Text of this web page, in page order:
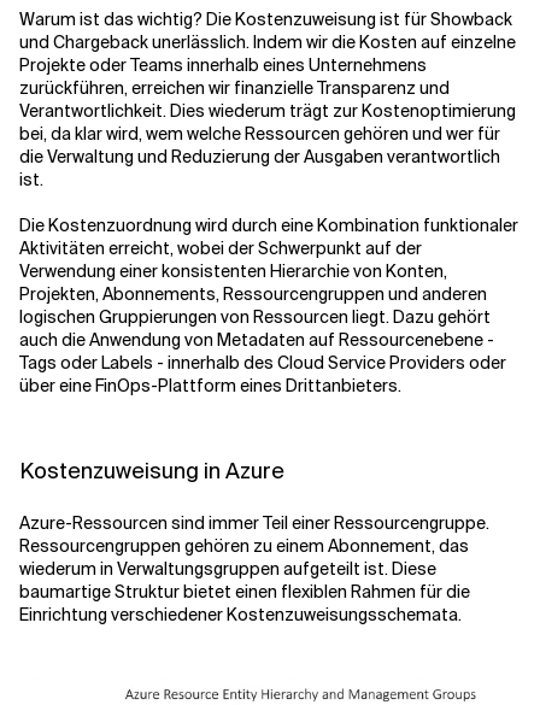
Warum ist das wichtig? Die Kostenzuweisung ist für Showback
und Chargeback unerlässlich. Indem wir die Kosten auf einzelne
Projekte oder Teams innerhalb eines Unternehmens
zurückführen, erreichen wir finanzielle Transparenz und
Verantwortlichkeit. Dies wiederum trägt zur Kostenoptimierung
bei, da klar wird, wem welche Ressourcen gehören und wer für
die Verwaltung und Reduzierung der Ausgaben verantwortlich
ist.
Die Kostenzuordnung wird durch eine Kombination funktionaler
Aktivitäten erreicht, wobei der Schwerpunkt auf der
Verwendung einer konsistenten Hierarchie von Konten,
Projekten, Abonnements, Ressourcengruppen und anderen
logischen Gruppierungen von Ressourcen liegt. Dazu gehört
auch die Anwendung von Metadaten auf Ressourcenebene -
Tags oder Labels - innerhalb des Cloud Service Providers oder
über eine FinOps-Plattform eines Drittanbieters.
Kostenzuweisung in Azure
Azure-Ressourcen sind immer Teil einer Ressourcengruppe.
Ressourcengruppen gehören zu einem Abonnement, das
wiederum in Verwaltungsgruppen aufgeteilt ist. Diese
baumartige Struktur bietet einen flexiblen Rahmen für die
Einrichtung verschiedener Kostenzuweisungsschemata.